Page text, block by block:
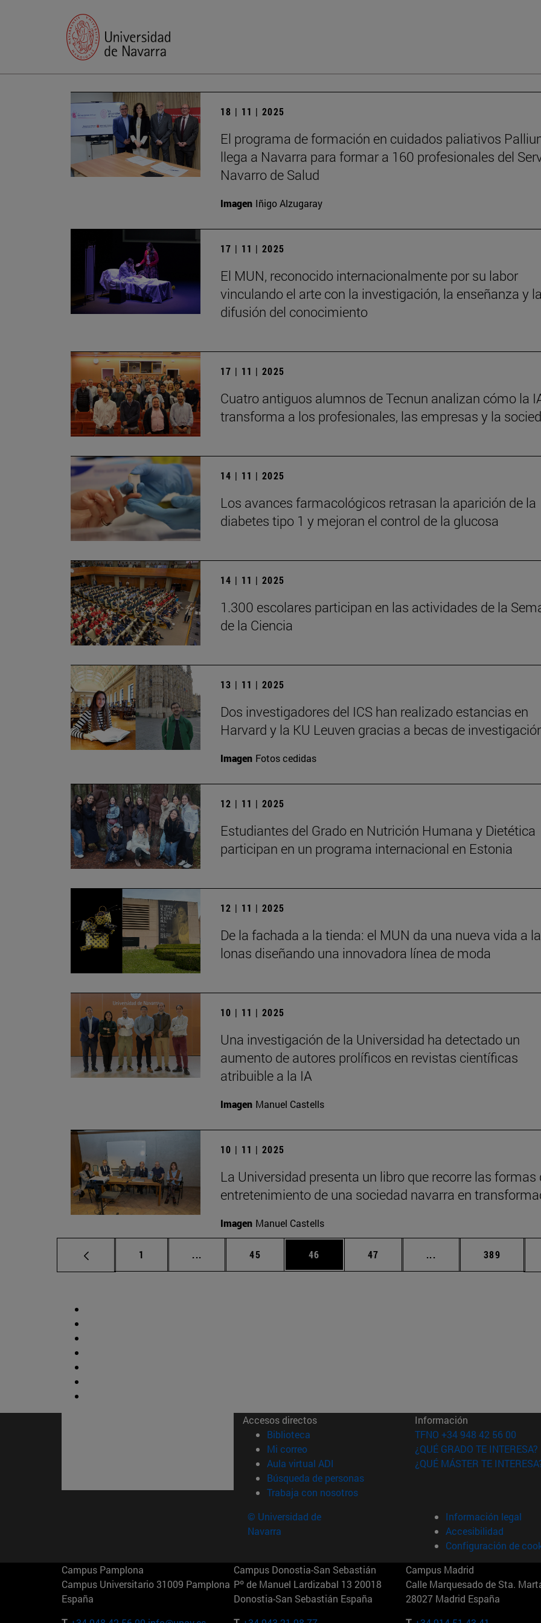
18 | 11 | 2025
El programa de formación en cuidados paliativos
llega a Navarra para formar a 160 profesionales del
Navarro de Salud
Imagen Iñigo Alzugaray
17 | 11 | 2025
El MUN, reconocido internacionalmente por su labor
vinculando el arte con la investigación, la enseñanza y
difusión del conocimiento
17 | 11 | 2025
Cuatro antiguos alumnos de Tecnun analizan cómo la
transforma a los profesionales, las empresas y la
14 | 11 | 2025
Los avances farmacológicos retrasan la aparición de la
diabetes tipo 1 y mejoran el control de la glucosa
14 | 11 | 2025
1.300 escolares participan en las actividades de la
de la Ciencia
13 | 11 | 2025
Dos investigadores del ICS han realizado estancias en
Harvard y la KU Leuven gracias a becas de
Imagen Fotos cedidas
12 | 11 | 2025
Estudiantes del Grado en Nutrición Humana y Dietética
participan en un programa internacional en Estonia
12 | 11 | 2025
De la fachada a la tienda: el MUN da una nueva vida a
lonas diseñando una innovadora línea de moda
10 | 11 | 2025
Una investigación de la Universidad ha detectado un
aumento de autores prolíficos en revistas científicas
atribuible a la IA
Imagen Manuel Castells
10 | 11 | 2025
La Universidad presenta un libro que recorre las formas
entretenimiento de una sociedad navarra en
Imagen Manuel Castells
Página
1 ... Páginas intermedias Use TAB para desplazarse.
Página
45 Página
46 Página
47 ... Páginas intermedias
Página
389
Accesos directos
Biblioteca (abre en nueva ventana)
Mi correo(abre en nueva ventana)
Aula virtual ADI (abre en nueva ventana)
Búsqueda de personas(abre en nueva ventana)
Trabaja con nosotros(abre en nueva ventana)
Información
TFNO +34 948 42 56 00
¿QUÉ GRADO TE INTERESA?
¿QUÉ MÁSTER TE
© Universidad de
Navarra
Información legal
Accesibilidad
Configuración de
Campus Pamplona
Campus Universitario 31009 Pamplona
España
Campus Donostia-San Sebastián
Pº de Manuel Lardizabal 13 20018
Donostia-San Sebastián España
Campus Madrid
Calle Marquesado de Sta.
28027 Madrid España